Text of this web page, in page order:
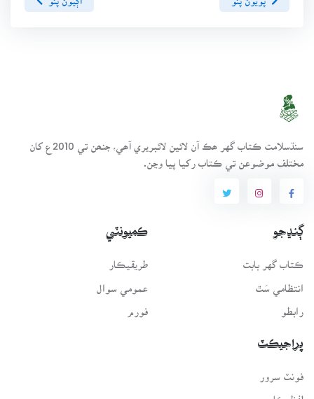
سنڌسلامت ڪتاب گهر ھڪ آن لائين لائبريري آھي، جنھن تي 2010ع کان
مختلف موضوعن تي ڪتاب رکيا پيا وڃن.
ڳنڍجو
ڪتاب گهر بابت
انتظامي سَٿ
رابطو
ڪميونٽي
طريقيڪار
عمومي سوال
فورم
پراجيڪٽ
لفظيڪار